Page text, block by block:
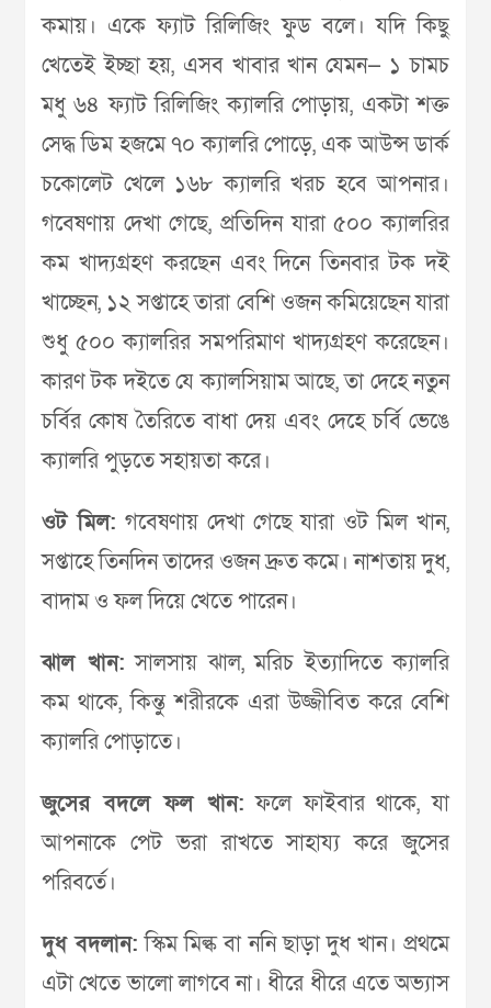
কমায়। একে ফ্যাট রিলিজিং ফুড বলে। যদি কিছু
খেতেই ইচ্ছা হয়, এসব খাবার খান যেমন— ১ চামচ
মধু ৬৪ ফ্যাট রিলিজিং ক্যালরি পোড়ায়, একটা শক্ত
সেদ্ধ ডিম হজমে ৭০ ক্যালরি পোড়ে, এক আউন্স ডার্ক
চকোলেট খেলে ১৬৮ ক্যালরি খরচ হবে আপনার।
গবেষণায় দেখা গেছে, প্রতিদিন যারা ৫০০ ক্যালরির
কম খাদ্যগ্রহণ করছেন এবং দিনে তিনবার টক দই
খাচ্ছেন, ১২ সপ্তাহে তারা বেশি ওজন কমিয়েছেন যারা
শুধু ৫০০ ক্যালরির সমপরিমাণ খাদ্যগ্রহণ করেছেন।
কারণ টক দইতে যে ক্যালসিয়াম আছে, তা দেহে নতুন
চর্বির কোষ তৈরিতে বাধা দেয় এবং দেহে চর্বি ভেঙে
ক্যালরি পুড়তে সহায়তা করে।
ওট মিল: গবেষণায় দেখা গেছে যারা ওট মিল খান,
সপ্তাহে তিনদিন তাদের ওজন দ্রুত কমে। নাশতায় দুধ,
বাদাম ও ফল দিয়ে খেতে পারেন।
ঝাল খান: সালসায় ঝাল, মরিচ ইত্যাদিতে ক্যালরি
কম থাকে, কিন্তু শরীরকে এরা উজ্জীবিত করে বেশি
ক্যালরি পোড়াতে।
জুসের বদলে ফল খান: ফলে ফাইবার থাকে, যা
আপনাকে পেট ভরা রাখতে সাহায্য করে জুসের
পরিবর্তে।
দুধ বদলান: স্কিম মিল্ক বা ননি ছাড়া দুধ খান। প্রথমে
এটা খেতে ভালো লাগবে না। ধীরে ধীরে এতে অভ্যাস